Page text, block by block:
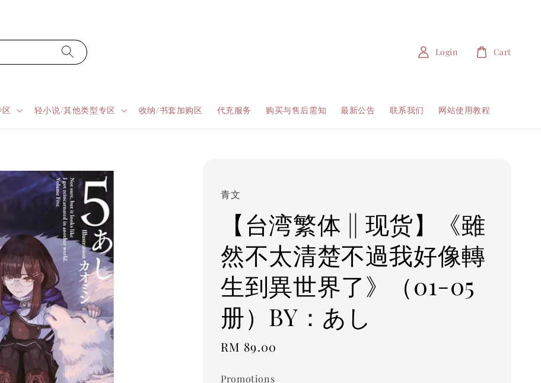
轻小说/其他类型专区 收纳/书套加购区 代充服务 购买与售后需知 最新公告 联系我们 网站使用教程
Login Cart
青文
【台湾繁体 || 现货】《雖
然不太清楚不過我好像轉
生到異世界了》（01-05
册）BY：あし
Regular
RM 89.00
Promotions